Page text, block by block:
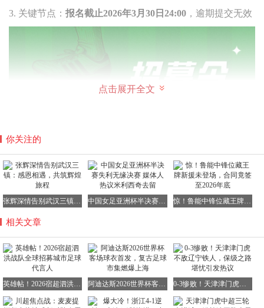
3. 关键节点： 报名截止2026年3月30日24:00 ，逾期提交无效
选拔流程：初审→体能测试→战术考核→综合评估→公示名
单。通过审核者将收到短信/邮件通知，请保持通讯畅通。
我们寻找的不仅是技术精湛的球场猛将，更是与城市同频共
振的热血赤子。当您披上印有「泗洪」二字的战袍，脚下不
仅是绿茵场，更是承载着87万乡亲期待的荣誉殿堂。这里既
泽湖畔千年古徐文化的精神加持。成为城市英雄的机会，就
在此刻！
本公告最终解释权归泗洪县体育局所有，选拔过程全程接受
社会监督。
附件下载：
《泗洪足球战队招募报名表.docx》
点击展开全文
你关注的
张辉深情告别武汉三镇：感恩相遇，共筑辉煌旅程 中国女足亚洲杯半决赛失利无缘决赛 媒体人热议米利西奇去留 惊！鲁能中锋位藏王牌新援未登场，合同竟签至2026年底
相关文章
英雄帖！2026宿超泗洪战队全球招募城市足球代言人 阿迪达斯2026世界杯客场球衣首发，复古足球市集燃爆上海 0-3惨败！天津津门虎不敌辽宁铁人，保级之路堪忧引发热议